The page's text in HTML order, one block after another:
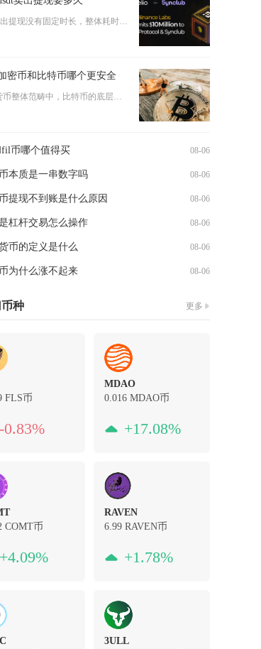
USDT卖出提现没有固定时长，整体耗时取决于变现路径，C2C...
密币和比特币哪个更安全
在加密货币整体范畴中，比特币的底层网络安全性显著高于绝大多数...
fil币哪个值得买 08-06
本质是一串数字吗 08-06
提现不到账是什么原因 08-06
杠杆交易怎么操作 08-06
币的定义是什么 08-06
为什么涨不起来 08-06
种 更多
FLS币
-0.83%
MDAO
0.016 MDAO币
+17.08%
COMT币
+4.09%
RAVEN
6.99 RAVEN币
+1.78%
3ULL